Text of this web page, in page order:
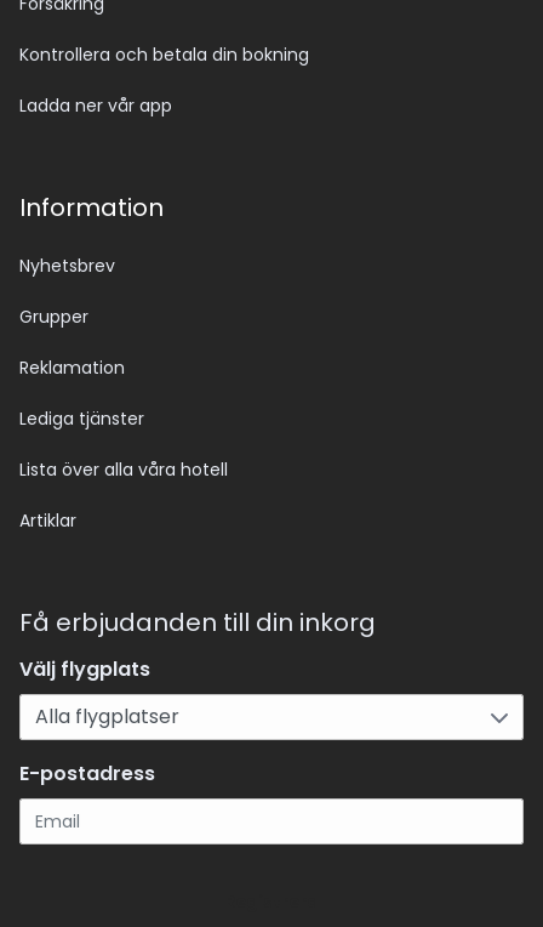
Kontrollera och betala din bokning
Ladda ner vår app
Information
Nyhetsbrev
Grupper
Reklamation
Lediga tjänster
Lista över alla våra hotell
Artiklar
Få erbjudanden till din inkorg
Välj flygplats
E-postadress